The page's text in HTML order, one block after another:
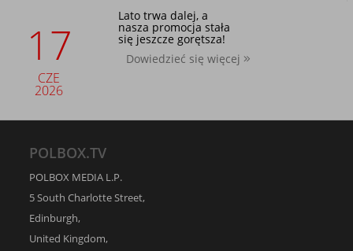
17
CZE
2026
Lato trwa dalej, a
nasza promocja stała
się jeszcze gorętsza!
Dowiedzieć się więcej
POLBOX.TV
POLBOX MEDIA L.P.
5 South Charlotte Street,
Edinburgh,
United Kingdom,